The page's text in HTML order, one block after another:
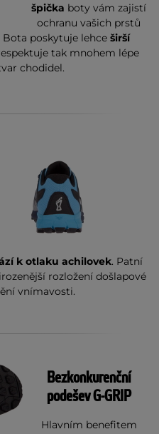
špička boty vám zajistí
ochranu vašich prstů
Bota poskytuje lehce širší
tak mnohem lépe
chodidel.
k otlaku achilovek. Patní
rozložení došlapové
vnímavosti.
Bezkonkurenční
podešev G-GRIP
Hlavním benefitem